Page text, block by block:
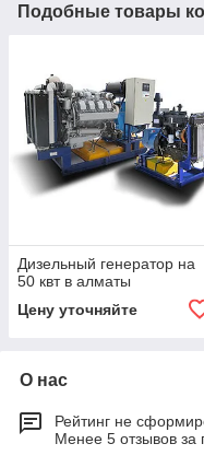
Подобные товары
Дизельный генератор на
50 квт в алматы
Цену уточняйте
О нас
Рейтинг не
Менее 5 отзывов за